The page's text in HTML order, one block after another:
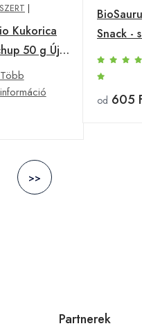
|
Kukorica
50 g Új
Több
információ
Snack -
termék
od 605
>>
Partnerek